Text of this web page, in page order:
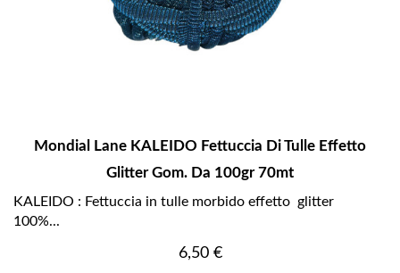
Mondial Lane KALEIDO Fettuccia Di Tulle Effetto
Glitter Gom. Da 100gr 70mt
KALEIDO : Fettuccia in tulle morbido effetto glitter
100%...
Prezzo
6,50 €